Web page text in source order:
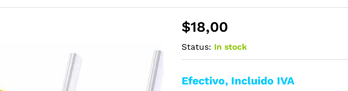
$18,00
Status: In stock
Efectivo, Incluido IVA